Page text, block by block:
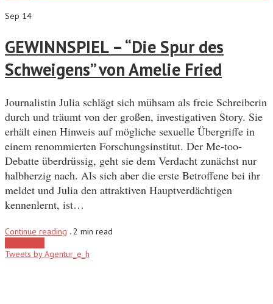
Sep 14
GEWINNSPIEL – “Die Spur des
Schweigens” von Amelie Fried
Journalistin Julia schlägt sich mühsam als freie Schreiberin
durch und träumt von der großen, investigativen Story. Sie
erhält einen Hinweis auf mögliche sexuelle Übergriffe in
einem renommierten Forschungsinstitut. Der Me-too-
Debatte überdrüssig, geht sie dem Verdacht zunächst nur
halbherzig nach. Als sich aber die erste Betroffene bei ihr
meldet und Julia den attraktiven Hauptverdächtigen
kennenlernt, ist…
Continue reading . 2 min read
Tweets by Agentur_e_h